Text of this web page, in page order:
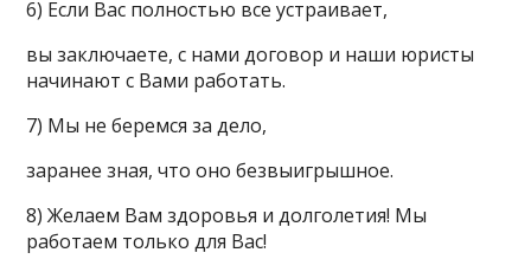
6) Если Вас полностью все устраивает,
вы заключаете, с нами договор и наши юристы
начинают с Вами работать.
7) Мы не беремся за дело,
заранее зная, что оно безвыигрышное.
8) Желаем Вам здоровья и долголетия! Мы
работаем только для Вас!